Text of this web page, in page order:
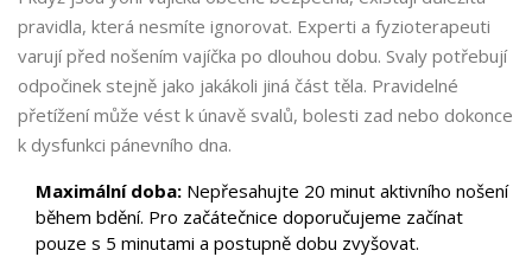
pravidla, která nesmíte ignorovat. Experti a fyzioterapeuti
varují před nošením vajíčka po dlouhou dobu. Svaly potřebují
odpočinek stejně jako jakákoli jiná část těla. Pravidelné
přetížení může vést k únavě svalů, bolesti zad nebo dokonce
k dysfunkci pánevního dna.
Maximální doba: Nepřesahujte 20 minut aktivního nošení
během bdění. Pro začátečnice doporučujeme začínat
pouze s 5 minutami a postupně dobu zvyšovat.